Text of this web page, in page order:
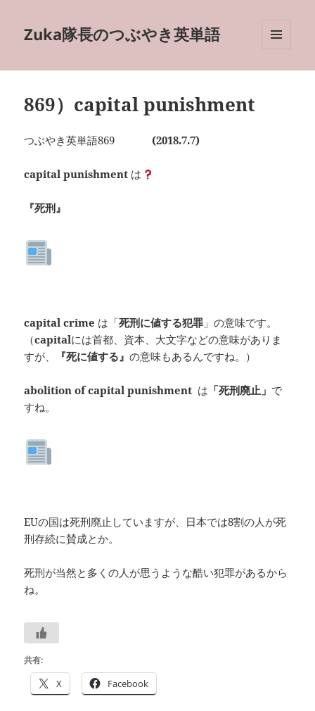
Zuka隊長のつぶやき英単語
ーとウ
869）capital punishment
つぶやき英単語869 (2018.7.7)
capital punishment は
『死刑』
capital crime は「死刑に値する犯罪 」の意味です。
（capitalには首都、資本、大文字などの意味がありま
すが、
『死に値する』の意味もあるんですね。）
abolition of capital punishment は 「死刑廃止」 で
すね。
EUの国は死刑廃止していますが、日本では8割の人が死
刑存続に賛成とか。
死刑が当然と多くの人が思うような酷い犯罪があるから
ね。
共有:
X Facebook